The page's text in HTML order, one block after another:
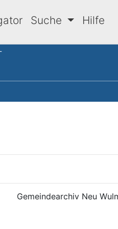
Suche Hilfe
Gemeindearchiv Neu